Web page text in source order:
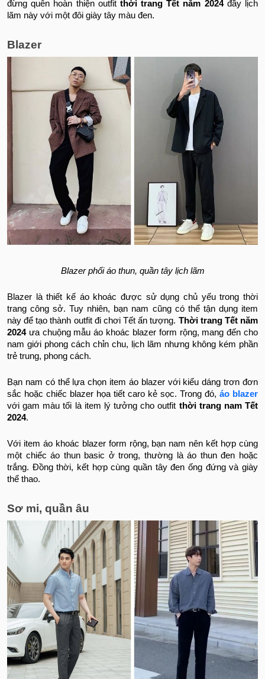
đừng quên hoàn thiện outfit thời trang Tết năm 2024đầy lịch
lãm này với một đôi giày tây màu đen.
Blazer
Blazer phối áo thun, quần tây lịch lãm
Blazer là thiết kế áo khoác được sử dụng chủ yếu trong thời
trang công sở. Tuy nhiên, bạn nam cũng có thể tận dụng item
này để tạo thành outfit đi chơi Tết ấn tượng. Thời trang Tết năm
2024ưa chuộng mẫu áo khoác blazer form rộng, mang đến cho
nam giới phong cách chỉn chu, lịch lãm nhưng không kém phần
trẻ trung, phong cách.
Bạn nam có thể lựa chọn item áo blazer với kiểu dáng trơn đơn
sắc hoặc chiếc blazer họa tiết caro kẻ sọc. Trong đó, áo blazer
với gam màu tối là item lý tưởng cho outfit thời trang nam Tết
2024.
Với item áo khoác blazer form rộng, bạn nam nên kết hợp cùng
một chiếc áo thun basic ở trong, thường là áo thun đen hoặc
trắng. Đồng thời, kết hợp cùng quần tây đen ống đứng và giày
thể thao.
Sơ mi, quần âu